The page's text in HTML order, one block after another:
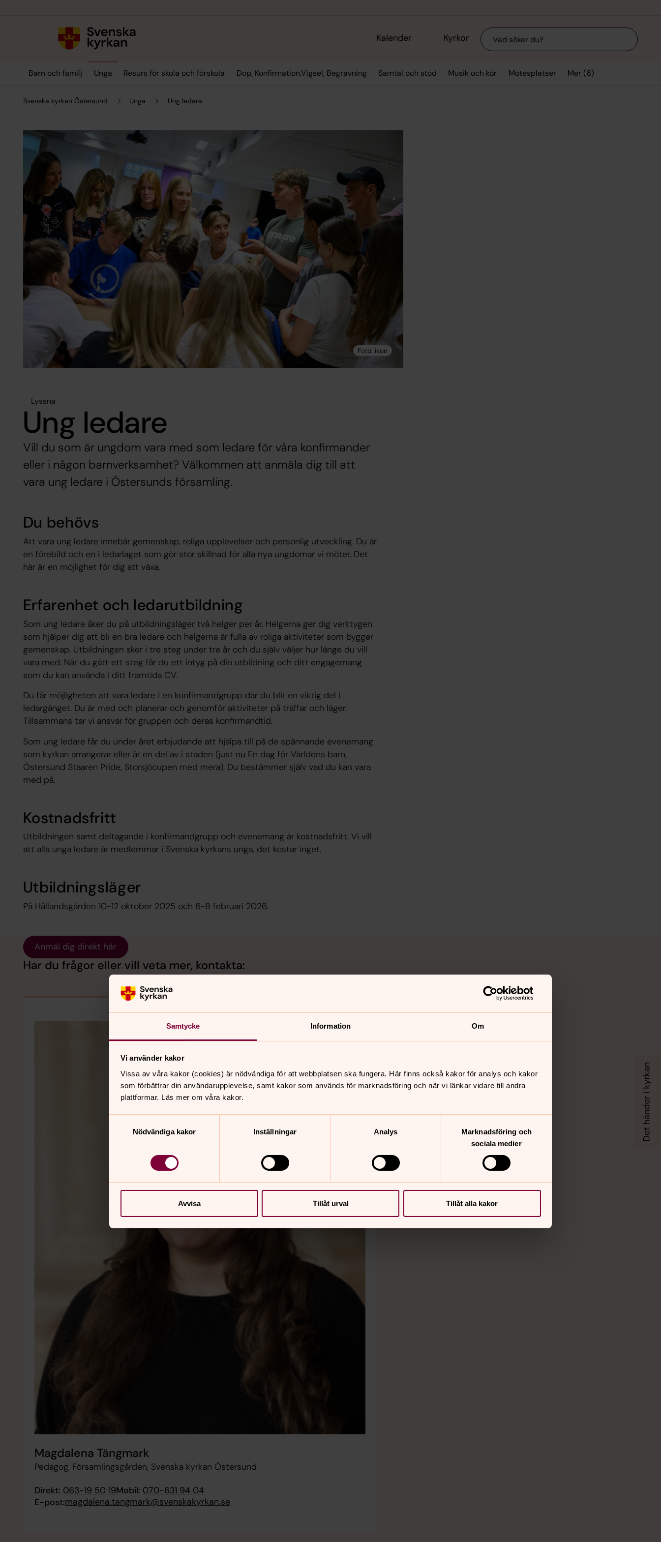
Samtycke Information Om
Vi använder kakor
Vissa av våra kakor (cookies) är nödvändiga för att webbplatsen ska fungera. Här finns också kakor för analys och kakor
som förbättrar din användarupplevelse, samt kakor som används för marknadsföring och när vi länkar vidare till andra
plattformar. Läs mer om våra kakor.
Nödvändiga kakor
Inställningar Analys
Marknadsföring och
sociala medier
Avvisa Tillåt urval Tillåt alla kakor
Kalender Kyrkor Sök
Barn och familj Unga Resurs för skola och förskola Dop, Konfirmation,Vigsel, Begravning Samtal och stöd Musik och kör Mötesplatser Mer (6)
Svenska kyrkan Östersund Unga Ung ledare
Lyssna
Ung ledare
Vill du som är ungdom vara med som ledare för våra konfirmander
eller i någon barnverksamhet? Välkommen att anmäla dig till att
vara ung ledare i Östersunds församling.
Du behövs
Att vara ung ledare innebär gemenskap, roliga upplevelser och personlig utveckling. Du är
en förebild och en i ledarlaget som gör stor skillnad för alla nya ungdomar vi möter. Det
här är en möjlighet för dig att växa.
Erfarenhet och ledarutbildning
Som ung ledare åker du på utbildningsläger två helger per år. Helgerna ger dig verktygen
som hjälper dig att bli en bra ledare och helgerna är fulla av roliga aktiviteter som bygger
gemenskap. Utbildningen sker i tre steg under tre år och du själv väljer hur länge du vill
vara med. När du gått ett steg får du ett intyg på din utbildning och ditt engagemang
som du kan använda i ditt framtida CV.
Du får möjligheten att vara ledare i en konfirmandgrupp där du blir en viktig del i
ledargänget. Du är med och planerar och genomför aktiviteter på träffar och läger.
Tillsammans tar vi ansvar för gruppen och deras konfirmandtid.
Som ung ledare får du under året erbjudande att hjälpa till på de spännande evenemang
som kyrkan arrangerar eller är en del av i staden (just nu En dag för Världens barn,
Östersund Staaren Pride, Storsjöcupen med mera). Du bestämmer själv vad du kan vara
med på.
Kostnadsfritt
Utbildningen samt deltagande i konfirmandgrupp och evenemang är kostnadsfritt. Vi vill
att alla unga ledare är medlemmar i Svenska kyrkans unga, det kostar inget.
Utbildningsläger
På Hållandsgården 10-12 oktober 2025 och 6-8 februari 2026.
Anmäl dig direkt här
Har du frågor eller vill veta mer, kontakta:
Magdalena Tängmark
Pedagog, Församlingsgården, Svenska kyrkan Östersund
Direkt: 063-19 50 19Mobil: 070-631 94 04
E-post:magdalena.tangmark@svenskakyrkan.se